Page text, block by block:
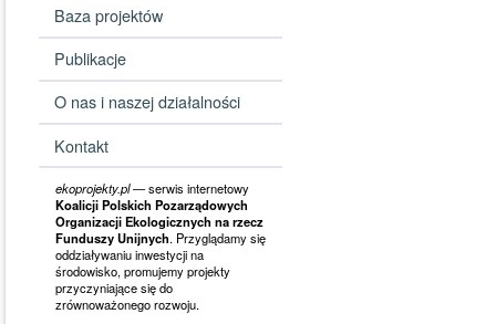
Baza projektów
Publikacje
O nas i naszej działalności
Kontakt
ekoprojekty.pl— serwis internetowy
Koalicji Polskich Pozarządowych
Organizacji Ekologicznych na rzecz
Funduszy Unijnych. Przyglądamy się
oddziaływaniu inwestycji na
środowisko, promujemy projekty
przyczyniające się do
zrównoważonego rozwoju.